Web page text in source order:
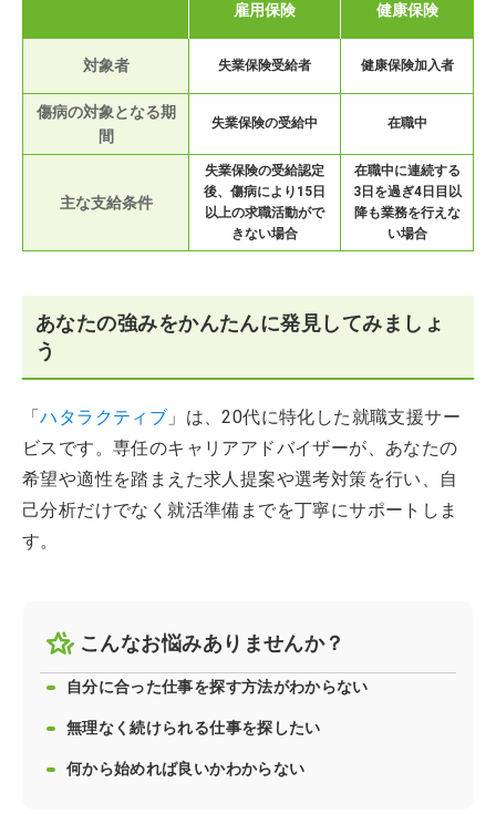
雇用保険 健康保険
対象者 失業保険受給者 健康保険加入者
傷病の対象となる期
間
失業保険の受給中 在職中
主な支給条件
失業保険の受給認定
後、傷病により15日
以上の求職活動がで
きない場合
在職中に連続する
3日を過ぎ4日目以
降も業務を行えな
い場合
あなたの強みをかんたんに発見してみましょ
う
「ハタラクティブ 」は、20代に特化した就職支援サー
ビスです。専任のキャリアアドバイザーが、あなたの
希望や適性を踏まえた求人提案や選考対策を行い、自
己分析だけでなく就活準備までを丁寧にサポートしま
す。
こんなお悩みありませんか？
自分に合った仕事を探す方法がわからない
無理なく続けられる仕事を探したい
何から始めれば良いかわからない